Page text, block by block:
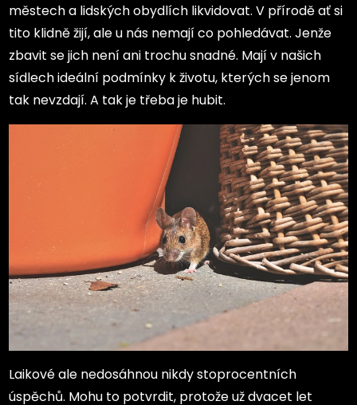
městech a lidských obydlích likvidovat. V přírodě ať si
tito klidně žijí, ale u nás nemají co pohledávat. Jenže
zbavit se jich není ani trochu snadné. Mají v našich
sídlech ideální podmínky k životu, kterých se jenom
tak nevzdají. A tak je třeba je hubit.
Laikové ale nedosáhnou nikdy stoprocentních
úspěchů. Mohu to potvrdit, protože už dvacet let